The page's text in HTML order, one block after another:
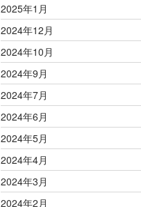
2025年1月
2024年12月
2024年10月
2024年9月
2024年7月
2024年6月
2024年5月
2024年4月
2024年3月
2024年2月